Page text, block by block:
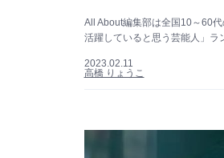
All About編集部は全国10～60
活躍していると思う芸能人」ラ
2023.02.11
高橋 りょうこ